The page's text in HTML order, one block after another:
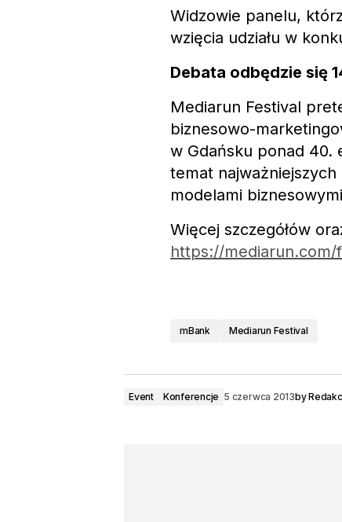
Widzowie panelu,
wzięcia udziału w
Debata odbędzie się
Mediarun Festival
biznesowo-
w Gdańsku ponad 40.
temat
modelami
Więcej szczegółów
https://mediarun.com/
mBank Mediarun Festival
Event Konferencje 5 czerwca 2013by